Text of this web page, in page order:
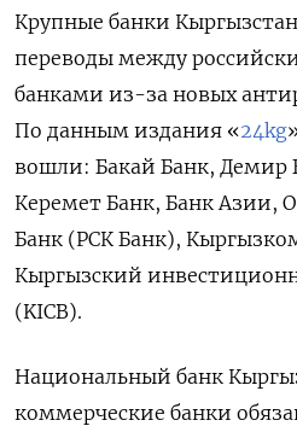
Крупные банки
переводы между
банками из-за новых
По данным издания «24kg
вошли: Бакай Банк, Демир
Керемет Банк, Банк Азии,
Банк (РСК Банк),
Кыргызский
(KICB).
Национальный банк
коммерческие банки